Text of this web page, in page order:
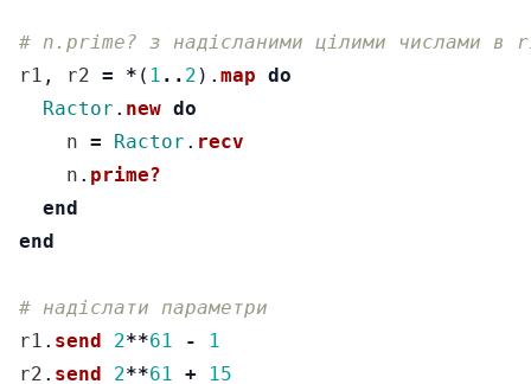
# n.prime? з надісланими цілими числами в
r1 , r2 = * ( 1 .. 2 ). map do
Ractor . new do
n = Ractor . recv
n . prime?
end
end
# надіслати параметри
r1 . send 2**61 -
1
r2 . send 2**61 + 15